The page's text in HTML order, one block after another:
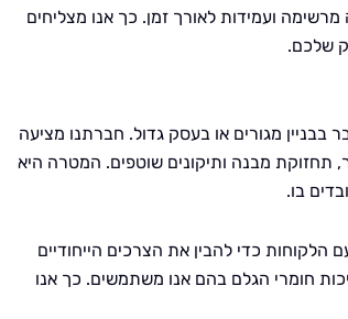
ועמידות לאורך זמן. כך אנו מצליחים
שלכם.
בבניין מגורים או בעסק גדול. חברתנו מציעה
תחזוקת מבנה ותיקונים שוטפים. המטרה היא
בו.
כדי להבין את הצרכים הייחודיים
חומרי הגלם בהם אנו משתמשים. כך אנו